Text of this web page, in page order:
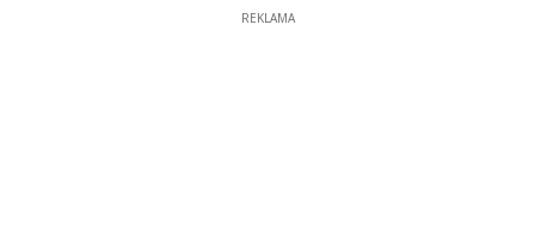
REKLAMA